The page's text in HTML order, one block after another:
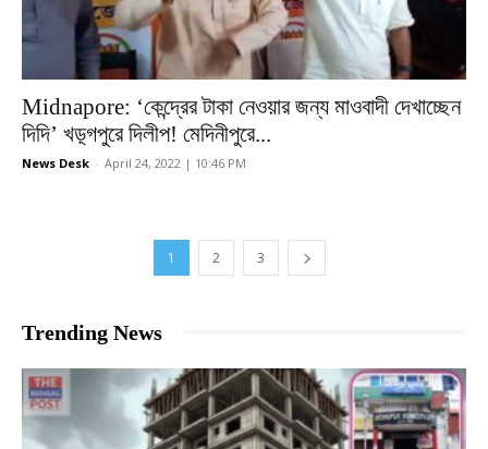
Midnapore: ‘কেন্দ্রের টাকা নেওয়ার জন্য মাওবাদী দেখাচ্ছেন
দিদি’ খড়্গপুরে দিলীপ! মেদিনীপুরে...
News Desk - April 24, 2022 | 10:46 PM
1 2 3
Trending News